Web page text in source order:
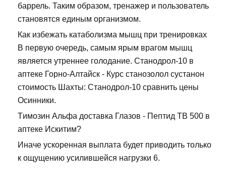
баррель. Таким образом, тренажер и пользователь
становятся единым организмом.
Как избежать катаболизма мышц при тренировках
В первую очередь, самым ярым врагом мышц
является утреннее голодание. Станодрол-10 в
аптеке Горно-Алтайск - Курс станозолол сустанон
стоимость Шахты: Станодрол-10 сравнить цены
Осинники.
Tимозин Альфа доставка Глазов - Пептид TB 500 в
аптеке Искитим?
Иначе ускоренная выплата будет приводить только
к ощущению усилившейся нагрузки 6.